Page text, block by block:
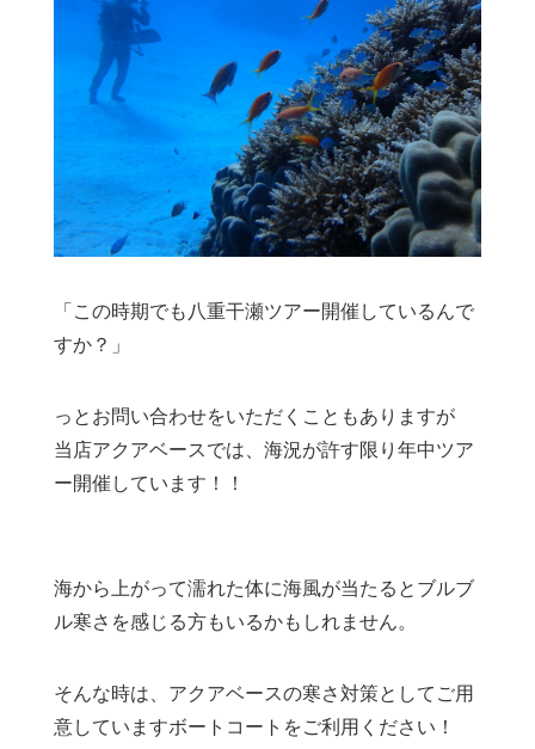
「この時期でも八重干瀬ツアー開催しているんで
すか？」
っとお問い合わせをいただくこともありますが
当店アクアベースでは、海況が許す限り年中ツア
ー開催しています！！
海から上がって濡れた体に海風が当たるとブルブ
ル寒さを感じる方もいるかもしれません。
そんな時は、アクアベースの寒さ対策としてご用
意していますボートコートをご利用ください！